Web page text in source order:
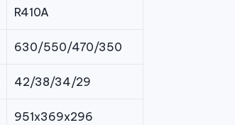
R410A
630/550/470/350
42/38/34/29
951x369x296